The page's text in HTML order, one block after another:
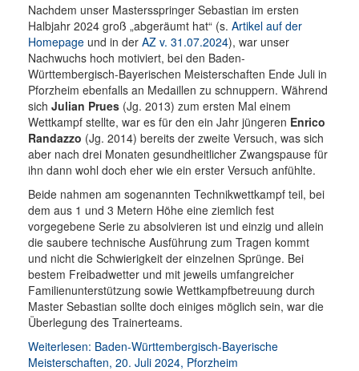
Nachdem unser Mastersspringer Sebastian im ersten
Halbjahr 2024 groß „abgeräumt hat“ (s. Artikel auf der
Homepage und in der AZ v. 31.07.2024), war unser
Nachwuchs hoch motiviert, bei den Baden-
Württembergisch-Bayerischen Meisterschaften Ende Juli in
Pforzheim ebenfalls an Medaillen zu schnuppern. Während
sich Julian Prues (Jg. 2013) zum ersten Mal einem
Wettkampf stellte, war es für den ein Jahr jüngeren Enrico
Randazzo (Jg. 2014) bereits der zweite Versuch, was sich
aber nach drei Monaten gesundheitlicher Zwangspause für
ihn dann wohl doch eher wie ein erster Versuch anfühlte.
Beide nahmen am sogenannten Technikwettkampf teil, bei
dem aus 1 und 3 Metern Höhe eine ziemlich fest
vorgegebene Serie zu absolvieren ist und einzig und allein
die saubere technische Ausführung zum Tragen kommt
und nicht die Schwierigkeit der einzelnen Sprünge. Bei
bestem Freibadwetter und mit jeweils umfangreicher
Familienunterstützung sowie Wettkampfbetreuung durch
Master Sebastian sollte doch einiges möglich sein, war die
Überlegung des Trainerteams.
Weiterlesen: Baden-Württembergisch-Bayerische
Meisterschaften, 20. Juli 2024, Pforzheim